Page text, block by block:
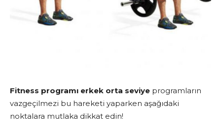
Fitness programı erkek orta seviye programların
vazgeçilmezi bu hareketi yaparken aşağıdaki
noktalara mutlaka dikkat edin!